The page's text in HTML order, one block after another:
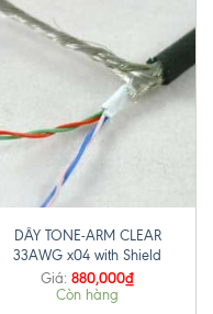
DÂY TONE-ARM CLEAR
33AWG x04 with Shield
Giá: 880,000₫
Còn hàng